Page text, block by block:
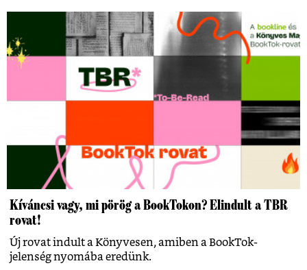
Kíváncsi vagy, mi pörög a BookTokon? Elindult a TBR
rovat!
Új rovat indult a Könyvesen, amiben a BookTok-
jelenség nyomába eredünk.